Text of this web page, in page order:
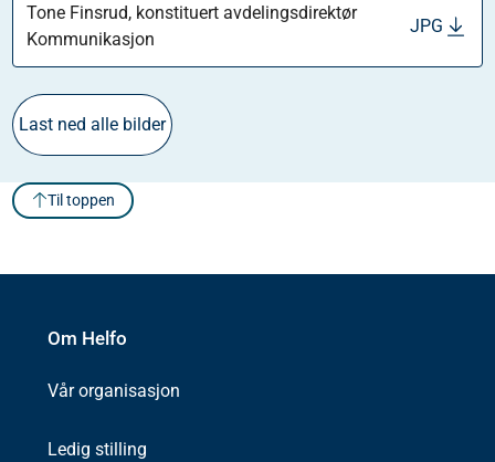
Tone Finsrud, konstituert avdelingsdirektør
Kommunikasjon
JPG
Last ned alle bilder
Til toppen
Om Helfo
Vår organisasjon
Ledig stilling